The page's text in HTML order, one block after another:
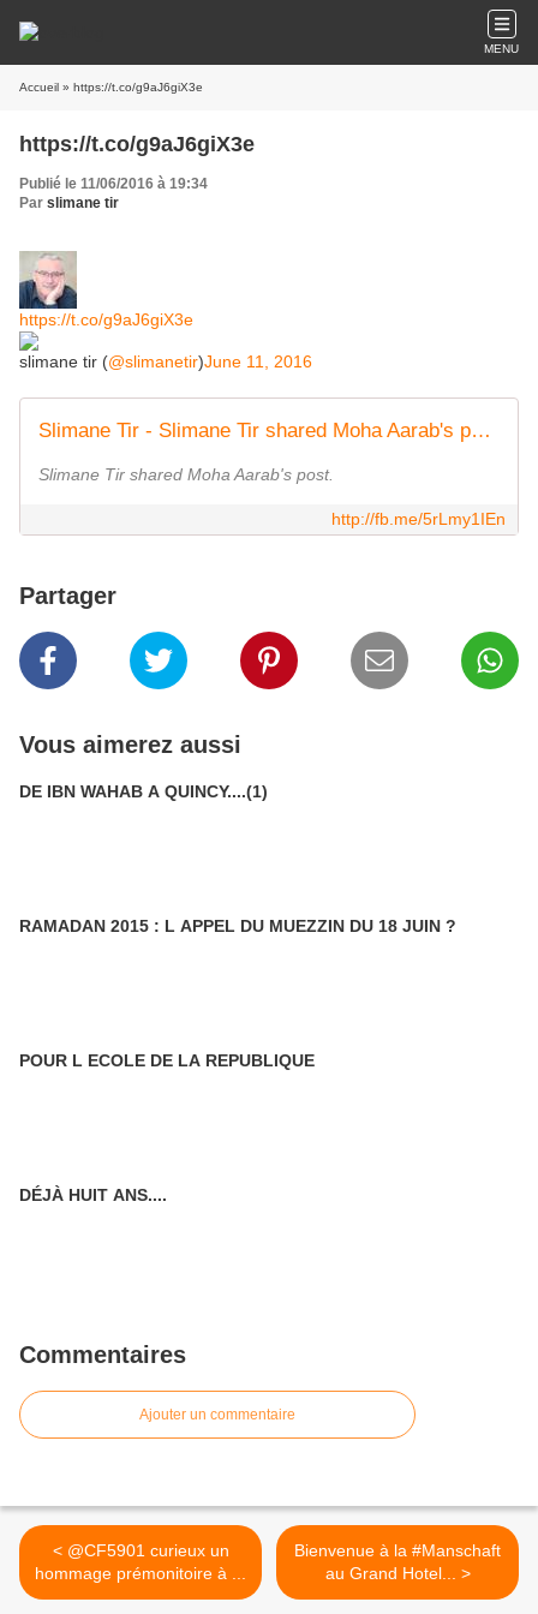
MENU
Accueil » https://t.co/g9aJ6giX3e
https://t.co/g9aJ6giX3e
Publié le 11/06/2016 à 19:34
Par slimane tir
https://t.co/g9aJ6giX3e
slimane tir (@slimanetir)June 11, 2016
Slimane Tir - Slimane Tir shared Moha Aarab's post. | Facebook
Slimane Tir shared Moha Aarab's post.
http://fb.me/5rLmy1IEn
Partager
Vous aimerez aussi
DE IBN WAHAB A QUINCY....(1)
RAMADAN 2015 : L APPEL DU MUEZZIN DU 18 JUIN ?
POUR L ECOLE DE LA REPUBLIQUE
DÉJÀ HUIT ANS....
Commentaires
Ajouter un commentaire
< @CF5901 curieux un
hommage prémonitoire à ...
Bienvenue à la #Manschaft
au Grand Hotel... >